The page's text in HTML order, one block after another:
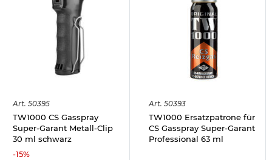
Art. 50395
TW1000 CS Gasspray
Super-Garant Metall-Clip
30 ml schwarz
-15%
Art. 50393
TW1000 Ersatzpatrone für
CS Gasspray Super-Garant
Professional 63 ml